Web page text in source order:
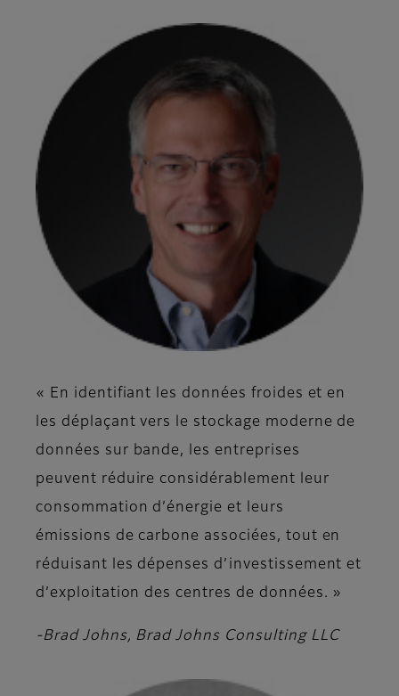
« En identifiant les données froides et en
les déplaçant vers le stockage moderne de
données sur bande, les entreprises
peuvent réduire considérablement leur
consommation d’énergie et leurs
émissions de carbone associées, tout en
réduisant les dépenses d’investissement et
d’exploitation des centres de données. »
-Brad Johns, Brad Johns Consulting LLC